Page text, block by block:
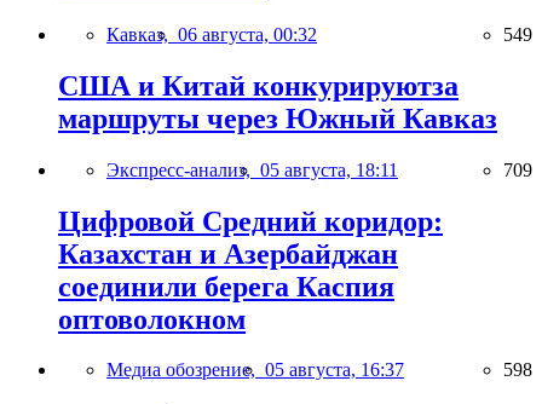
Кавказ, 06 августа, 00:32 549
США и Китай конкурируютза
маршруты через Южный Кавказ
Экспресс-анализ, 05 августа, 18:11 709
Цифровой Средний коридор:
Казахстан и Азербайджан
соединили берега Каспия
оптоволокном
Медиа обозрение, 05 августа, 16:37 598